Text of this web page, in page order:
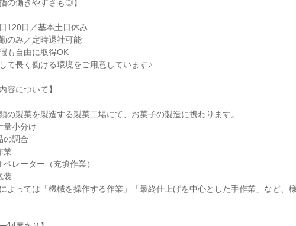
の働きやすさも◎】
￣￣￣￣￣￣￣￣￣
120日／基本土日休み
のみ／定時退社可能
も自由に取得OK
て長く働ける環境をご用意しています♪
容について】
￣￣￣￣￣￣
の製菓を製造する製菓工場にて、お菓子の製造に携わります。
量小分け
の調合
業
レーター（充填作業）
装
よっては「機械を操作する作業」「最終仕上げを中心とした手作業」など、